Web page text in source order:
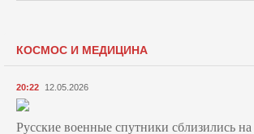
КОСМОС И МЕДИЦИНА
20:22 12.05.2026
Русские военные спутники сблизились